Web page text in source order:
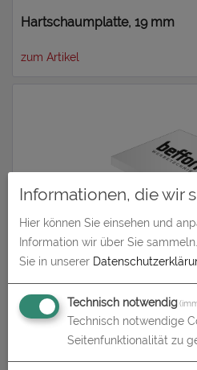
Hartschaumplatte, 19 mm
zum Artikel
Hartschaumplatte, 3 mm
Informationen, die wir
Hier können Sie einsehen und
Information wir über Sie sammeln.
Sie in unserer
Technisch notwendig
Technisch notwendige
Seitenfunktionalität zu